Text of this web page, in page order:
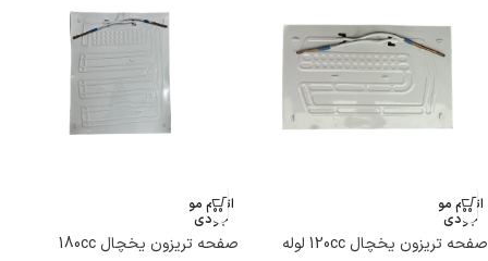
اتمام مو
جودی
صفحه تریزون یخچال 120cc لوله
اتمام مو
جودی
صفحه تریزون یخچال 180cc